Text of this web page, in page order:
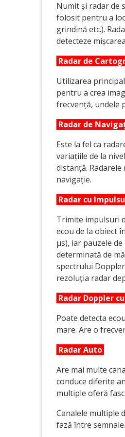
Numit și radar de
folosit pentru a
grindină etc.).
detecteze
Radar de
Utilizarea
pentru a crea
frecvență, undele
Radar de
Este la fel ca
variațiile de la
distanță.
navigație.
Radar cu
Trimite impulsuri
ecou de la obiect
µs), iar pauzele
determinată de
spectrului
rezoluția radar
Radar Doppler
Poate detecta
mare. Are o
Radar Auto
Are mai multe
conduce diferite
multiple oferă
Canalele multiple
fază între